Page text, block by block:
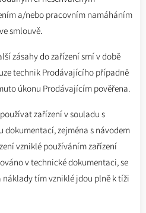
a/nebo pracovním namáháním
smlouvě.
zásahy do zařízení smí v době
technik Prodávajícího případně
úkonu Prodávajícím pověřena.
zařízení v souladu s
dokumentací, zejména s návodem
vzniklé používáním zařízení
v technické dokumentaci, se
náklady tím vzniklé jdou plně k tíži